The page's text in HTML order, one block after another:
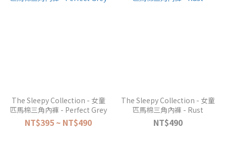
The Sleepy Collection - 女童
匹馬棉三角內褲 - Perfect Grey
NT$395 ~ NT$490
The Sleepy Collection - 女童
匹馬棉三角內褲 - Rust
NT$490